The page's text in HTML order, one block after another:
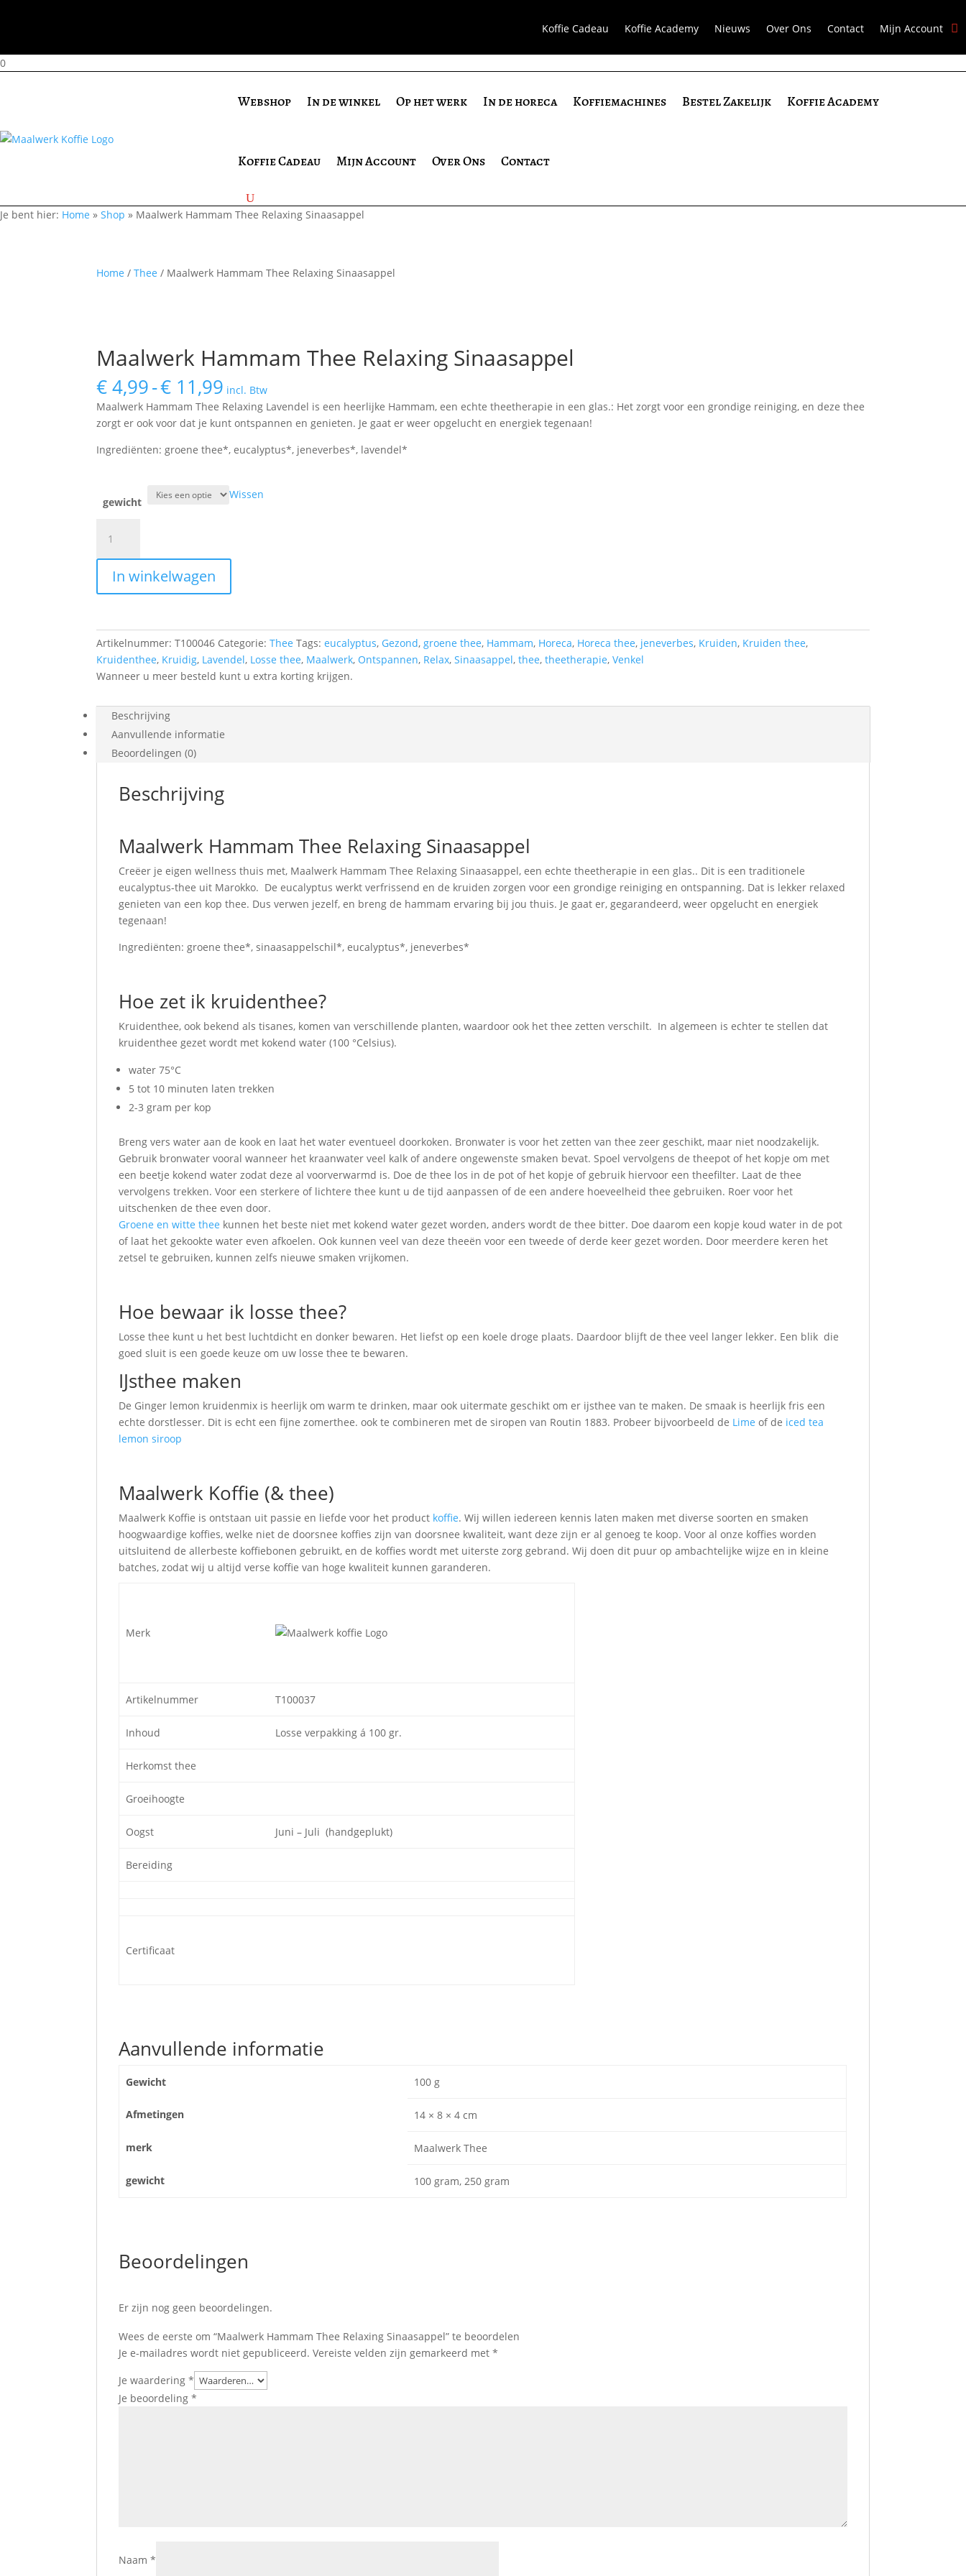
Koffie Cadeau Koffie Academy Nieuws Over Ons Contact Mijn Account
0
Webshop In de winkel Op het werk In de horeca Koffiemachines Bestel Zakelijk Koffie Academy
Koffie Cadeau Mijn Account Over Ons Contact
Je bent hier: Home » Shop » Maalwerk Hammam Thee Relaxing Sinaasappel
Home /Thee / Maalwerk Hammam Thee Relaxing Sinaasappel
Maalwerk Hammam Thee Relaxing Sinaasappel
€4,99-€ 11,99Prijsklasse:
€ 4,99
tot
€ 11,99
incl. Btw
Maalwerk Hammam Thee Relaxing Lavendel is een heerlijke Hammam, een echte theetherapie in een glas.: Het zorgt voor een grondige reiniging, en deze thee
zorgt er ook voor dat je kunt ontspannen en genieten. Je gaat er weer opgelucht en energiek tegenaan!
Ingrediënten: groene thee*, eucalyptus*, jeneverbes*, lavendel*
gewicht
Wissen
Hammam
Thee
Relaxing
Sinaasappel
In winkelwagen
Artikelnummer:T100046 Categorie:Thee Tags:eucalyptus, Gezond,groene thee, Hammam, Horeca, Horeca thee, jeneverbes, Kruiden, Kruiden thee,
Kruidenthee, Kruidig, Lavendel, Losse thee, Maalwerk, Ontspannen, Relax,Sinaasappel,thee,theetherapie,Venkel
Wanneer u meer besteld kunt u extra korting krijgen.
Beschrijving
Aanvullende informatie
Beoordelingen (0)
Beschrijving
Maalwerk Hammam Thee Relaxing Sinaasappel
Creëer je eigen wellness thuis met, Maalwerk Hammam Thee Relaxing Sinaasappel, een echte theetherapie in een glas.. Dit is een traditionele
eucalyptus-thee uit Marokko. De eucalyptus werkt verfrissend en de kruiden zorgen voor een grondige reiniging en ontspanning. Dat is lekker relaxed
genieten van een kop thee. Dus verwen jezelf, en breng de hammam ervaring bij jou thuis. Je gaat er, gegarandeerd, weer opgelucht en energiek
tegenaan!
Ingrediënten: groene thee*, sinaasappelschil*, eucalyptus*, jeneverbes*
Hoe zet ik kruidenthee?
Kruidenthee, ook bekend als tisanes, komen van verschillende planten, waardoor ook het thee zetten verschilt. In algemeen is echter te stellen dat
kruidenthee gezet wordt met kokend water (100 °Celsius).
water 75°C
5 tot 10 minuten laten trekken
2-3 gram per kop
Breng vers water aan de kook en laat het water eventueel doorkoken. Bronwater is voor het zetten van thee zeer geschikt, maar niet noodzakelijk.
Gebruik bronwater vooral wanneer het kraanwater veel kalk of andere ongewenste smaken bevat. Spoel vervolgens de theepot of het kopje om met
een beetje kokend water zodat deze al voorverwarmd is. Doe de thee los in de pot of het kopje of gebruik hiervoor een theefilter. Laat de thee
vervolgens trekken. Voor een sterkere of lichtere thee kunt u de tijd aanpassen of de een andere hoeveelheid thee gebruiken. Roer voor het
uitschenken de thee even door.
Groene en witte thee kunnen het beste niet met kokend water gezet worden, anders wordt de thee bitter. Doe daarom een kopje koud water in de pot
of laat het gekookte water even afkoelen. Ook kunnen veel van deze theeën voor een tweede of derde keer gezet worden. Door meerdere keren het
zetsel te gebruiken, kunnen zelfs nieuwe smaken vrijkomen.
Hoe bewaar ik losse thee?
Losse thee kunt u het best luchtdicht en donker bewaren. Het liefst op een koele droge plaats. Daardoor blijft de thee veel langer lekker. Een blik die
goed sluit is een goede keuze om uw losse thee te bewaren.
IJsthee maken
De Ginger lemon kruidenmix is heerlijk om warm te drinken, maar ook uitermate geschikt om er ijsthee van te maken. De smaak is heerlijk fris een
echte dorstlesser. Dit is echt een fijne zomerthee. ook te combineren met de siropen van Routin 1883. Probeer bijvoorbeeld de Lime of de iced tea
lemon siroop
Maalwerk Koffie (& thee)
Maalwerk Koffie is ontstaan uit passie en liefde voor het product koffie. Wij willen iedereen kennis laten maken met diverse soorten en smaken
hoogwaardige koffies, welke niet de doorsnee koffies zijn van doorsnee kwaliteit, want deze zijn er al genoeg te koop. Voor al onze koffies worden
uitsluitend de allerbeste koffiebonen gebruikt, en de koffies wordt met uiterste zorg gebrand. Wij doen dit puur op ambachtelijke wijze en in kleine
batches, zodat wij u altijd verse koffie van hoge kwaliteit kunnen garanderen.
Merk
Artikelnummer T100037
Inhoud Losse verpakking á 100 gr.
Herkomst thee
Groeihoogte
Oogst Juni – Juli (handgeplukt)
Bereiding
Certificaat
Aanvullende informatie
Gewicht 100 g
Afmetingen 14 × 8 × 4 cm
merk Maalwerk Thee
gewicht 100 gram, 250 gram
Beoordelingen
Er zijn nog geen beoordelingen.
Wees de eerste om “Maalwerk Hammam Thee Relaxing Sinaasappel” te beoordelen
Je e-mailadres wordt niet gepubliceerd. Vereiste velden zijn gemarkeerd met*
Je waardering*
Je beoordeling*
Naam*